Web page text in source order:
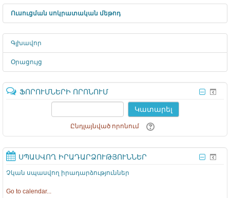
Ուսուցման սոկրատական մեթոդ
Գլխավոր
Օրացույց
ՖՈՐՈՒՄՆԵՐԻ ՈՐՈՆՈՒՄ
Կատարել
Ընդլայնված որոնում
ՍՊԱՍՎՈՂ ԻՐԱԴԱՐՁՈՒԹՅՈՒՆՆԵՐ
Չկան սպասվող իրադարձություններ
Go to calendar...